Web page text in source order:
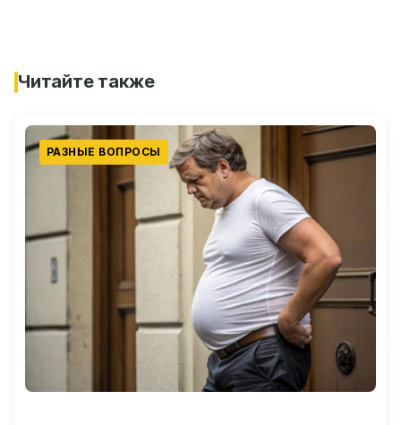
Читайте также
РАЗНЫЕ ВОПРОСЫ